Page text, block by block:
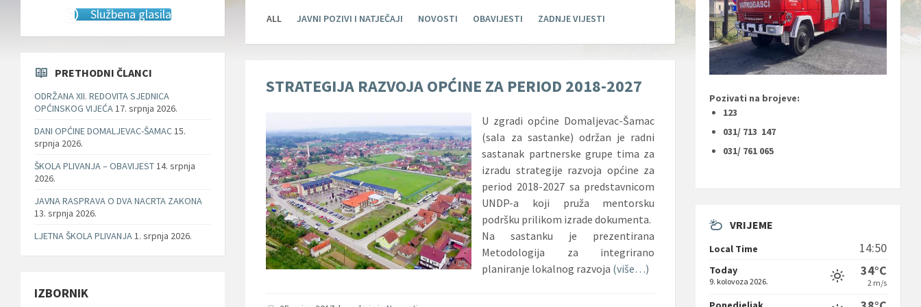
ALL JAVNI POZIVI I NATJEČAJI NOVOSTI OBAVIJESTI ZADNJE VIJESTI
STRATEGIJA RAZVOJA OPĆINE ZA PERIOD 2018-2027
U zgradi općine Domaljevac-Šamac
(sala za sastanke) održan je radni
sastanak partnerske grupe tima za
izradu strategije razvoja općine za
period 2018-2027 sa predstavnicom
UNDP-a koji pruža mentorsku
podršku prilikom izrade dokumenta.
Na sastanku je prezentirana
Metodologija za integrirano
planiranje lokalnog razvoja (više…)
Službena glasila
PRETHODNI ČLANCI
ODRŽANA XII. REDOVITA SJEDNICA
OPĆINSKOG VIJEĆA17. srpnja 2026.
DANI OPĆINE DOMALJEVAC-ŠAMAC15.
srpnja 2026.
ŠKOLA PLIVANJA – OBAVIJEST14. srpnja
2026.
JAVNA RASPRAVA O DVA NACRTA ZAKONA
13. srpnja 2026.
LJETNA ŠKOLA PLIVANJA1. srpnja 2026.
IZBORNIK
Pozivati na brojeve:
123
031/ 713 147
031/ 761 065
VRIJEME
Local Time 14:50
Today
9. kolovoza 2026.
34°C
2 m/s